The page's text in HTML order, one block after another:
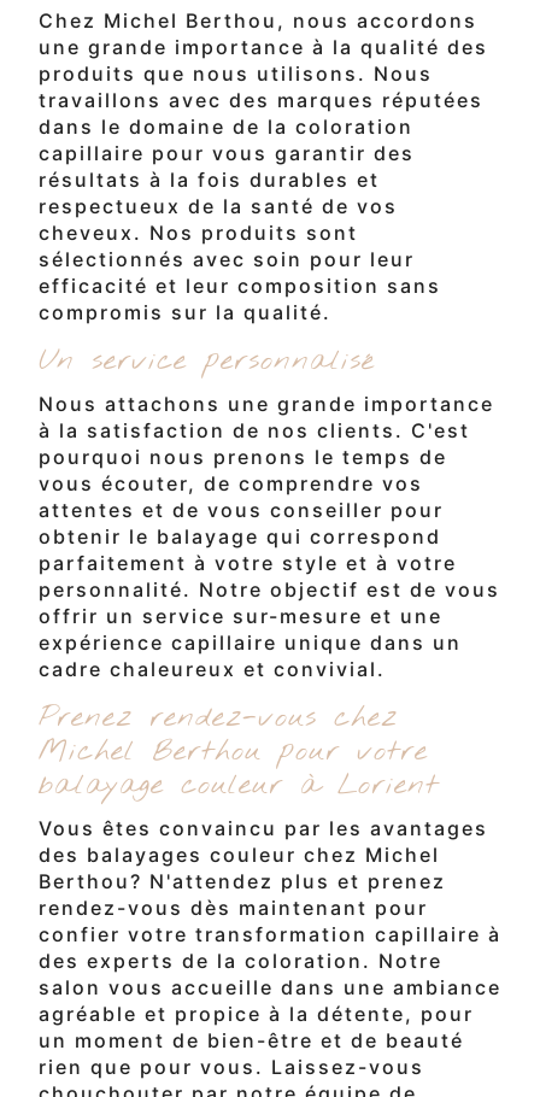
Chez Michel Berthou, nous accordons
une grande importance à la qualité des
produits que nous utilisons. Nous
travaillons avec des marques réputées
dans le domaine de la coloration
capillaire pour vous garantir des
résultats à la fois durables et
respectueux de la santé de vos
cheveux. Nos produits sont
sélectionnés avec soin pour leur
efficacité et leur composition sans
compromis sur la qualité.
Un service personnalisé
Nous attachons une grande importance
à la satisfaction de nos clients. C'est
pourquoi nous prenons le temps de
vous écouter, de comprendre vos
attentes et de vous conseiller pour
obtenir le balayage qui correspond
parfaitement à votre style et à votre
personnalité. Notre objectif est de vous
offrir un service sur-mesure et une
expérience capillaire unique dans un
cadre chaleureux et convivial.
Prenez rendez-vous chez
Michel Berthou pour votre
balayage couleur à Lorient
Vous êtes convaincu par les avantages
des balayages couleur chez Michel
Berthou? N'attendez plus et prenez
rendez-vous dès maintenant pour
confier votre transformation capillaire à
des experts de la coloration. Notre
salon vous accueille dans une ambiance
agréable et propice à la détente, pour
un moment de bien-être et de beauté
rien que pour vous. Laissez-vous